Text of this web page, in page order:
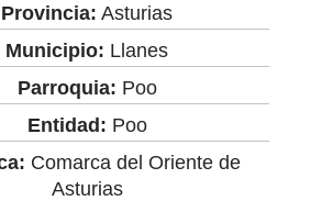
Provincia: Asturias
Municipio: Llanes
Parroquia: Poo
Entidad: Poo
Comarca del Oriente de
Asturias